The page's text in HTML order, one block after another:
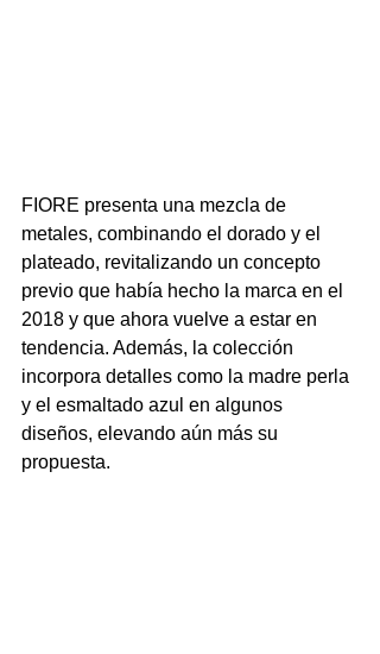
FIORE presenta una mezcla de
metales, combinando el dorado y el
plateado, revitalizando un concepto
previo que había hecho la marca en el
2018 y que ahora vuelve a estar en
tendencia. Además, la colección
incorpora detalles como la madre perla
y el esmaltado azul en algunos
diseños, elevando aún más su
propuesta.